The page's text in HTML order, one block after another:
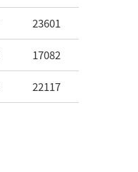
23601
17082
22117